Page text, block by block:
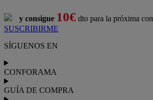
y consigue 10€ dto para la próxima
SUSCRIBIRME
SÍGUENOS EN
CONFORAMA
GUÍA DE COMPRA